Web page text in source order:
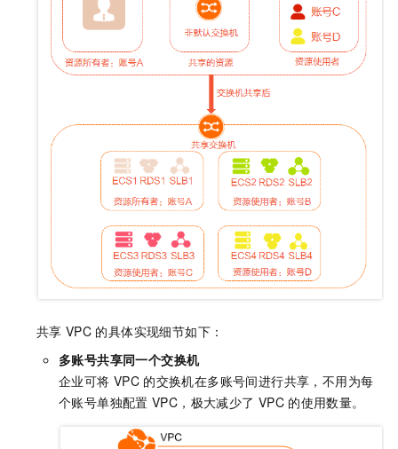
共享 VPC 的具体实现细节如下：
多账号共享同一个交换机
企业可将 VPC 的交换机在多账号间进行共享，不用为每
个账号单独配置 VPC，极大减少了 VPC 的使用数量。